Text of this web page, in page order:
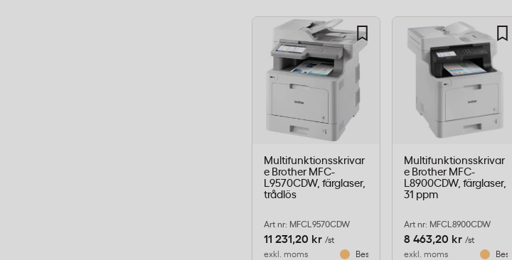
Multifunktionsskrivar
e Brother MFC-
L9570CDW, färglaser,
trådlös
Art nr: MFCL9570CDW
11 231,20 kr /st
exkl. moms
Beställningsvara
Multifunktionsskrivar
e Brother MFC-
L8900CDW, färglaser,
31 ppm
Art nr: MFCL8900CDW
8 463,20 kr /st
exkl. moms